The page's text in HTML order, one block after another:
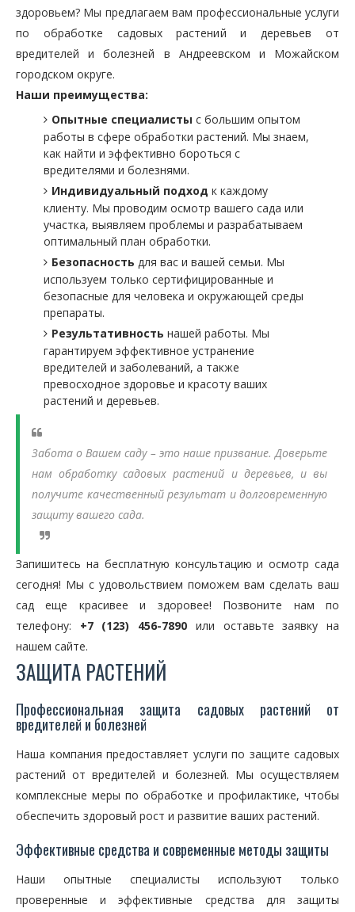
здоровьем? Мы предлагаем вам профессиональные услуги
по обработке садовых растений и деревьев от
вредителей и болезней в Андреевском и Можайском
городском округе.
Наши преимущества:
Опытные специалисты с большим опытом
работы в сфере обработки растений. Мы знаем,
как найти и эффективно бороться с
вредителями и болезнями.
Индивидуальный подход к каждому
клиенту. Мы проводим осмотр вашего сада или
участка, выявляем проблемы и разрабатываем
оптимальный план обработки.
Безопасность для вас и вашей семьи. Мы
используем только сертифицированные и
безопасные для человека и окружающей среды
препараты.
Результативность нашей работы. Мы
гарантируем эффективное устранение
вредителей и заболеваний, а также
превосходное здоровье и красоту ваших
растений и деревьев.
Забота о Вашем саду – это наше призвание. Доверьте
нам обработку садовых растений и деревьев, и вы
получите качественный результат и долговременную
защиту вашего сада.
Запишитесь на бесплатную консультацию и осмотр сада
сегодня! Мы с удовольствием поможем вам сделать ваш
сад еще красивее и здоровее! Позвоните нам по
телефону: +7 (123) 456-7890 или оставьте заявку на
нашем сайте.
ЗАЩИТА РАСТЕНИЙ
Профессиональная защита садовых растений от
вредителей и болезней
Наша компания предоставляет услуги по защите садовых
растений от вредителей и болезней. Мы осуществляем
комплексные меры по обработке и профилактике, чтобы
обеспечить здоровый рост и развитие ваших растений.
Эффективные средства и современные методы защиты
Наши опытные специалисты используют только
проверенные и эффективные средства для защиты